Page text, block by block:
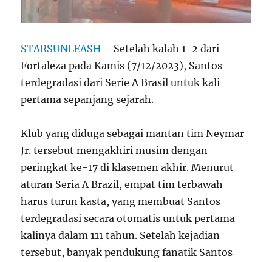
STARSUNLEASH – Setelah kalah 1-2 dari
Fortaleza pada Kamis (7/12/2023), Santos
terdegradasi dari Serie A Brasil untuk kali
pertama sepanjang sejarah.
Klub yang diduga sebagai mantan tim Neymar
Jr. tersebut mengakhiri musim dengan
peringkat ke-17 di klasemen akhir. Menurut
aturan Seria A Brazil, empat tim terbawah
harus turun kasta, yang membuat Santos
terdegradasi secara otomatis untuk pertama
kalinya dalam 111 tahun. Setelah kejadian
tersebut, banyak pendukung fanatik Santos